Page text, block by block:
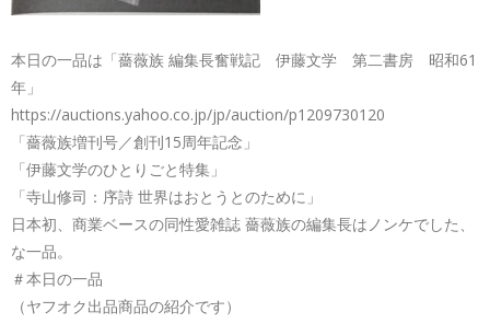
本日の一品は「薔薇族 編集長奮戦記 伊藤文学 第二書房 昭和61
年」
https://auctions.yahoo.co.jp/jp/auction/p1209730120
「薔薇族増刊号／創刊15周年記念」
「伊藤文学のひとりごと特集」
「寺山修司：序詩 世界はおとうとのために」
日本初、商業ベースの同性愛雑誌 薔薇族の編集長はノンケでした、
な一品。
＃本日の一品
（ヤフオク出品商品の紹介です）